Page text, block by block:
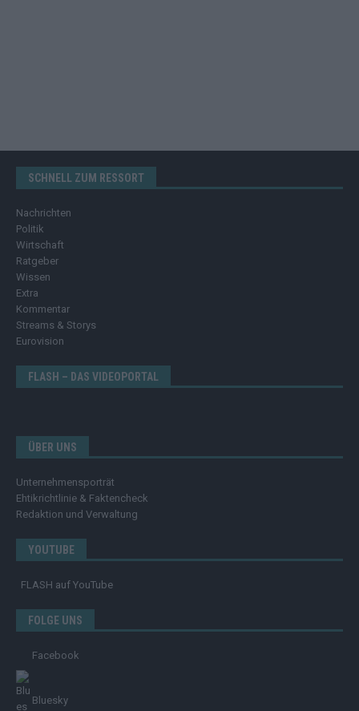
SCHNELL ZUM RESSORT
Nachrichten
Politik
Wirtschaft
Ratgeber
Wissen
Extra
Kommentar
Streams & Storys
Eurovision
FLASH – DAS VIDEOPORTAL
ÜBER UNS
Unternehmensporträt
Ehtikrichtlinie & Faktencheck
Redaktion und Verwaltung
YOUTUBE
FLASH auf YouTube
FOLGE UNS
Facebook
Bluesky